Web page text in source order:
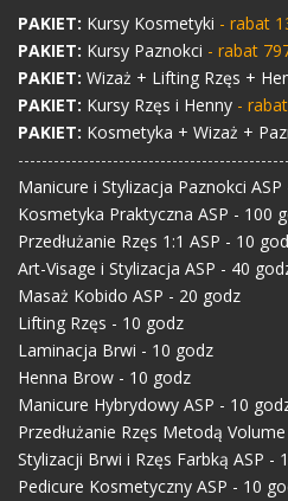
PAKIET: Kursy Kosmetyki - rabat
PAKIET: Kursy Paznokci - rabat
PAKIET: Wizaż + Lifting Rzęs +
PAKIET: Kursy Rzęs i Henny -
PAKIET: Kosmetyka + Wizaż +
Manicure i Stylizacja Paznokci
Kosmetyka Praktyczna ASP - 100
Przedłużanie Rzęs 1:1 ASP - 10
Art-Visage i Stylizacja ASP - 40
Masaż Kobido ASP - 20 godz
Lifting Rzęs - 10 godz
Laminacja Brwi - 10 godz
Henna Brow - 10 godz
Manicure Hybrydowy ASP - 10
Przedłużanie Rzęs Metodą
Stylizacji Brwi i Rzęs Farbką ASP -
Pedicure Kosmetyczny ASP - 10